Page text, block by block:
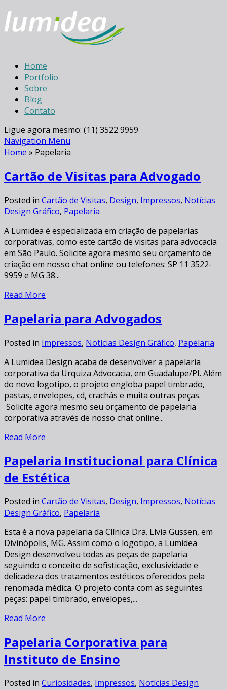
Home
Portfolio
Sobre
Blog
Contato
Ligue agora mesmo: (11) 3522 9959
Navigation Menu
Home » Papelaria
Cartão de Visitas para Advogado
Posted in Cartão de Visitas, Design, Impressos, Notícias
Design Gráfico, Papelaria
A Lumidea é especializada em criação de papelarias
corporativas, como este cartão de visitas para advocacia
em São Paulo. Solicite agora mesmo seu orçamento de
criação em nosso chat online ou telefones: SP 11 3522-
9959 e MG 38...
Read More
Papelaria para Advogados
Posted in Impressos, Notícias Design Gráfico, Papelaria
A Lumidea Design acaba de desenvolver a papelaria
corporativa da Urquiza Advocacia, em Guadalupe/PI. Além
do novo logotipo, o projeto engloba papel timbrado,
pastas, envelopes, cd, crachás e muita outras peças.
Solicite agora mesmo seu orçamento de papelaria
corporativa através de nosso chat online...
Read More
Papelaria Institucional para Clínica
de Estética
Posted in Cartão de Visitas, Design, Impressos, Notícias
Design Gráfico, Papelaria
Esta é a nova papelaria da Clínica Dra. Lívia Gussen, em
Divinópolis, MG. Assim como o logotipo, a Lumidea
Design desenvolveu todas as peças de papelaria
seguindo o conceito de sofisticação, exclusividade e
delicadeza dos tratamentos estéticos oferecidos pela
renomada médica. O projeto conta com as seguintes
peças: papel timbrado, envelopes,...
Read More
Papelaria Corporativa para
Instituto de Ensino
Posted in Curiosidades, Impressos, Notícias Design